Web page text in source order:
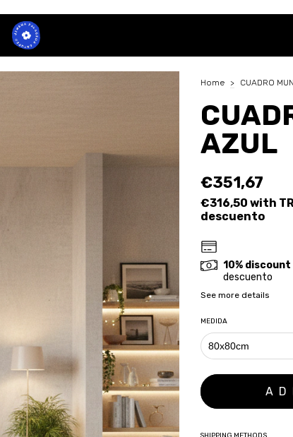
Home > CUADRO
AZUL
€351,67
€316,50with
descuento
10% discount
descuento
See more details
MEDIDA